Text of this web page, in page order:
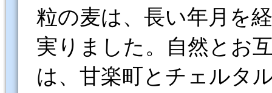
粒の麦は、長い年月を
実りました。自然とお
は、甘楽町とチェルタ